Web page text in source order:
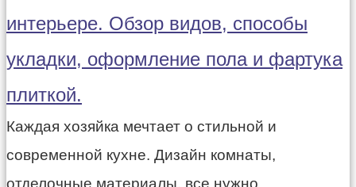
интерьере. Обзор видов, способы
укладки, оформление пола и фартука
плиткой.
Каждая хозяйка мечтает о стильной и
современной кухне. Дизайн комнаты,